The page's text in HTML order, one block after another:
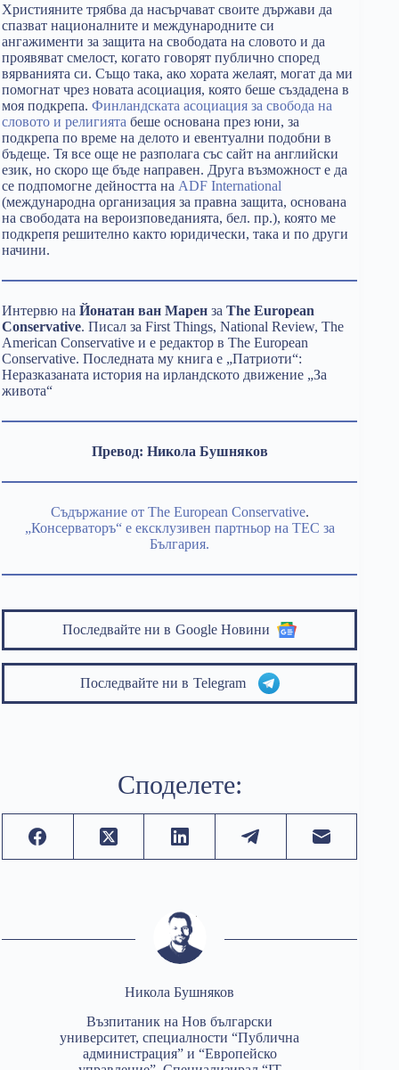
Християните трябва да насърчават своите държави да
спазват националните и международните си
ангажименти за защита на свободата на словото и да
проявяват смелост, когато говорят публично според
вярванията си. Също така, ако хората желаят, могат да ми
помогнат чрез новата асоциация, която беше създадена в
моя подкрепа. Финландската асоциация за свобода на
словото и религията беше основана през юни, за
подкрепа по време на делото и евентуални подобни в
бъдеще. Тя все още не разполага със сайт на английски
език, но скоро ще бъде направен. Друга възможност е да
се подпомогне дейността на ADF International
(международна организация за правна защита, основана
на свободата на вероизповеданията, бел. пр.), която ме
подкрепя решително както юридически, така и по други
начини.
Интервю на Йонатан ван Марен за The European
Conservative. Писал за First Things, National Review, The
American Conservative и е редактор в The European
Conservative. Последната му книга е „Патриоти“:
Неразказаната история на ирландското движение „За
живота“
Превод: Никола Бушняков
Съдържание от The European Conservative.
„Консерваторъ“ е ексклузивен партньор на TEC за
България.
Последвайте ни в Google Новини
Последвайте ни в Telegram
Споделете:
Никола Бушняков
Възпитаник на Нов български
университет, специалности “Публична
администрация” и “Европейско